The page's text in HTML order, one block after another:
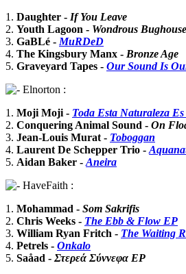
1. Daughter - If You Leave
2. Youth Lagoon - Wondrous Bughouse
3. GaBLé - MuRDeD
4. The Kingsbury Manx - Bronze Age
5. Graveyard Tapes - Our Sound Is
Elnorton :
1. Moji Moji - Toda Esta Naturaleza
2. Conquering Animal Sound - On
3. Jean-Louis Murat - Toboggan
4. Laurent De Schepper Trio -
5. Aidan Baker - Aneira
HaveFaith :
1. Mohammad - Som Sakrifis
2. Chris Weeks - The Ebb & Flow EP
3. William Ryan Fritch - The Waiting
4. Petrels - Onkalo
5. Saåad - Στερεά Σύννεφα EP